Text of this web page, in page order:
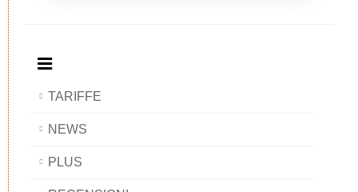
TARIFFE
NEWS
PLUS